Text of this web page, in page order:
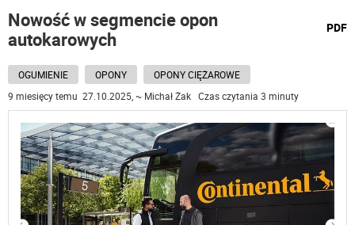
Nowość w segmencie opon
autokarowych
PDF
OGUMIENIE OPONY
OPONY CIĘŻAROWE
9 miesięcy temu 27.10.2025, ~ Michał Żak Czas czytania 3 minuty